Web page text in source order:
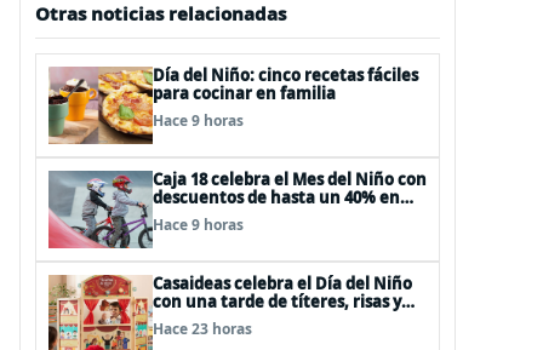
Otras noticias relacionadas
Día del Niño: cinco recetas fáciles
para cocinar en familia
Hace 9 horas
Caja 18 celebra el Mes del Niño con
descuentos de hasta un 40% en
panoramas, cine, shows y
streaming
Hace 9 horas
Casaideas celebra el Día del Niño
con una tarde de títeres, risas y
sorpresas en el Mall Plaza Vespucio
Hace 23 horas